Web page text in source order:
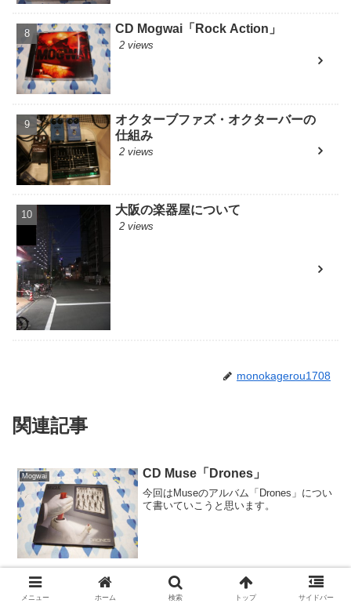
CD Mogwai「Rock Action」
2 views
オクターブファズ・オクターバーの
仕組み
2 views
大阪の楽器屋について
2 views
monokagerou1708
関連記事
Mogwai CD Muse「Drones」
今回はMuseのアルバム「Drones」につい
て書いていこうと思います。
スピッツ
CD スピッツ「名前をつけてや
メニュー ホーム 検索 トップ サイドバー